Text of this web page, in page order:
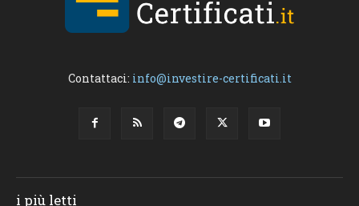
Contattaci: info@investire-certificati.it
i più letti